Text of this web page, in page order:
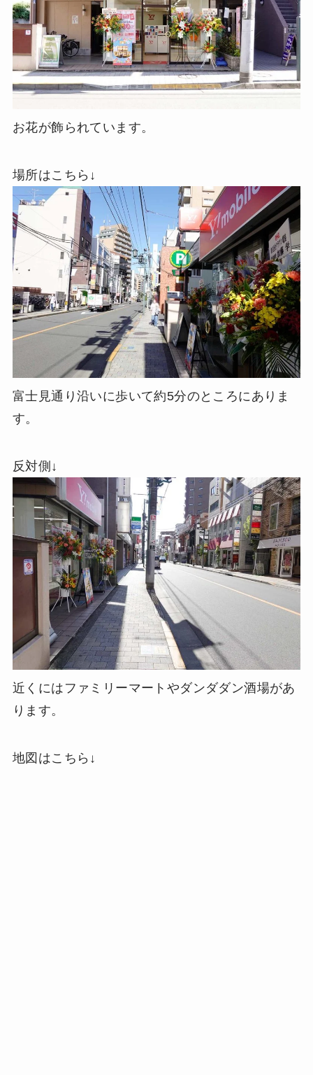
お花が飾られています。
場所はこちら↓
富士見通り沿いに歩いて約5分のところにありま
す。
反対側↓
近くにはファミリーマートやダンダダン酒場があ
ります。
地図はこちら↓